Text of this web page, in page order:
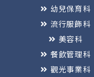
幼兒保育科
流行服飾科
美容科
餐飲管理科
觀光事業科